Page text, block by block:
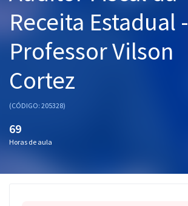
Aprovados
Receita Estadual -
Professor Vilson
Cortez
(CÓDIGO: 205328)
69
Horas de aula